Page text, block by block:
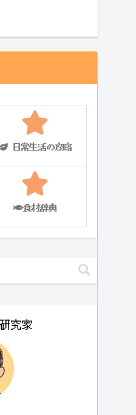
日常生活の攻略
食材辞典
究家